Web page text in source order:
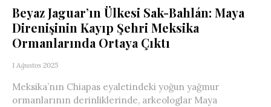
Beyaz Jaguar’ın Ülkesi Sak-Bahlán: Maya
Direnişinin Kayıp Şehri Meksika
Ormanlarında Ortaya Çıktı
1 Ağustos 2025
Meksika’nın Chiapas eyaletindeki yoğun yağmur
ormanlarının derinliklerinde, arkeologlar Maya